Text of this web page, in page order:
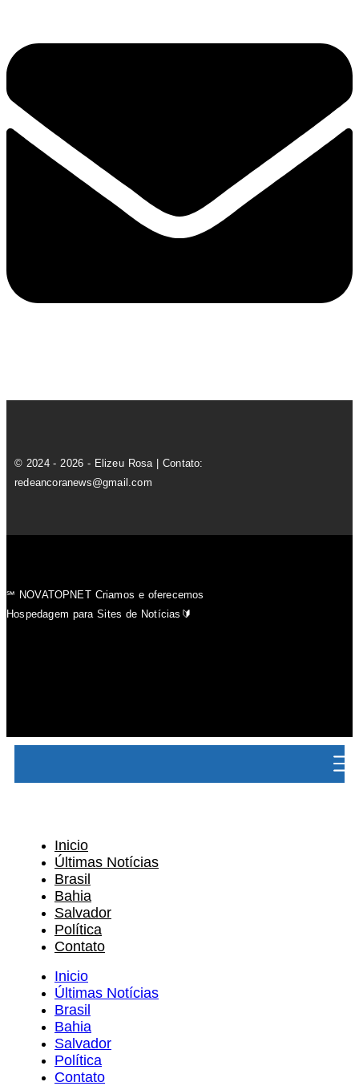
© 2024 - 2026 - Elizeu Rosa | Contato:
redeancoranews@gmail.com
℠ NOVATOPNET Criamos e oferecemos
Hospedagem para Sites de Notícias🔰
Inicio
Últimas Notícias
Brasil
Bahia
Salvador
Política
Contato
Inicio
Últimas Notícias
Brasil
Bahia
Salvador
Política
Contato